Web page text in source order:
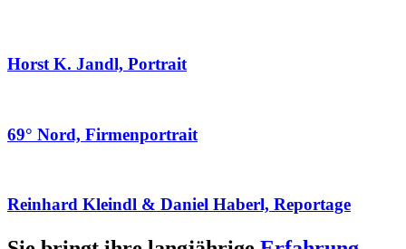
Horst K. Jandl, Portrait
69° Nord, Firmenportrait
Reinhard Kleindl & Daniel Haberl, Reportage